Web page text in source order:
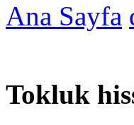
Ana Sayfa
Tokluk